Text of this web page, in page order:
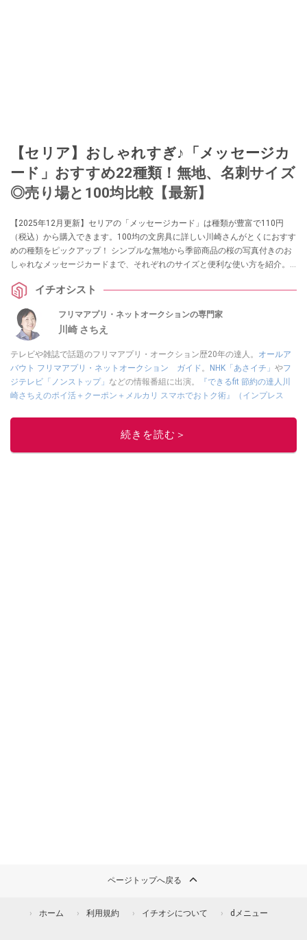
【セリア】おしゃれすぎ♪「メッセージカ
ード」おすすめ22種類！無地、名刺サイズ
◎売り場と100均比較【最新】
【2025年12月更新】セリアの「メッセージカード」は種類が豊富で110円
（税込）から購入できます。100均の文房具に詳しい川崎さんがとくにおすす
めの種類をピックアップ！ シンプルな無地から季節商品の桜の写真付きのお
しゃれなメッセージカードまで、それぞれのサイズと便利な使い方を紹介。
イチオシスト
フリマアプリ・ネットオークションの専門家
川崎 さちえ
テレビや雑誌で話題のフリマアプリ・オークション歴20年の達人。 オールア
バウト フリマアプリ・ネットオークション ガイド。 NHK「あさイチ」 やフ
ジテレビ「ノンストップ」 などの情報番組に出演。
『できるfit 節約の達人川
崎さちえのポイ活＋クーポン＋メルカリ スマホでおトク術』（インプレス
的に稼ぐ！』（翔泳社刊）
■経歴：2003年、夫が子育てをするために、突然会社を辞める。翌月からの
続きを読む＞
ページトップへ戻る
ホーム 利用規約 イチオシについて dメニュー